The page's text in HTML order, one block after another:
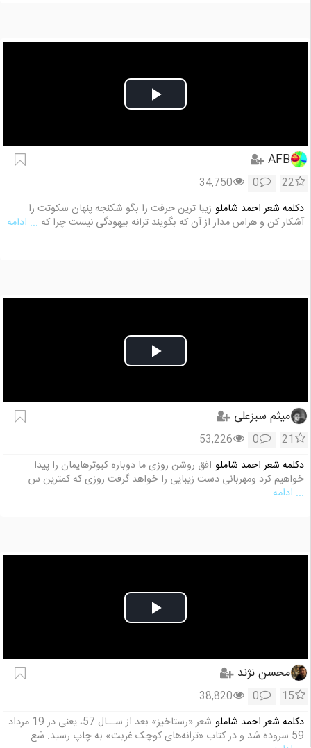
Play
Video
AFB
22
0
34,750
دکلمه شعر احمد شاملو زیبا ترین حرفت را بگو شکنجه پنهان سکوتت را
آشکار کن و هراس مدار از آن که بگویند ترانه بیهودگی نیست چرا که ... ادامه
Play
Video
میثم سبزعلى
21
0
53,226
دکلمه شعر احمد شاملو افق روشن روزی ما دوباره کبوترهایمان را پیدا
خواهیم کرد ومهربانی دست زیبایی را خواهد گرفت روزی که کمترین س
... ادامه
Play
Video
محسن نژند
15
0
38,820
دکلمه شعر احمد شاملو
شعر «رستاخیز» بعد از ســال 57، یعنی در 19 مرداد
59 سروده شد و در کتاب «ترانه‌های کوچک غربت» به چاپ رسید. شع